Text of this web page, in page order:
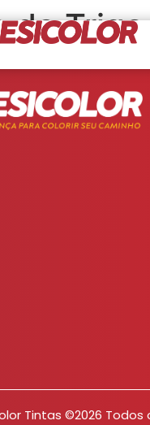
de Trigo
Tintas ©2026